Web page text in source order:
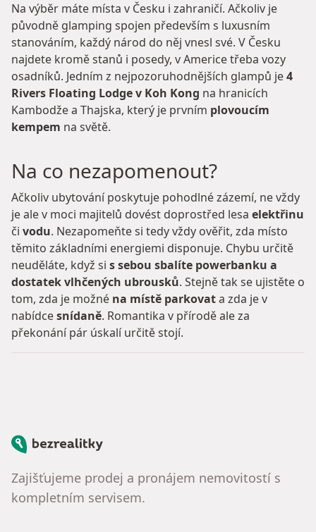
Na výběr máte místa v Česku i zahraničí. Ačkoliv je
původně glamping spojen především s luxusním
stanováním, každý národ do něj vnesl své. V Česku
najdete kromě stanů i posedy, v Americe třeba vozy
osadníků. Jedním z nejpozoruhodnějších glampů je4
Rivers Floating Lodge v Koh Kong na hranicích
Kambodže a Thajska, který je prvním plovoucím
kempem na světě.
Na co nezapomenout?
Ačkoliv ubytování poskytuje pohodlné zázemí, ne vždy
je ale v moci majitelů dovést doprostřed lesa elektřinu
či vodu. Nezapomeňte si tedy vždy ověřit, zda místo
těmito základními energiemi disponuje. Chybu určitě
neuděláte, když si s sebou sbalíte powerbanku a
dostatek vlhčených ubrousků. Stejně tak se ujistěte o
tom, zda je možné na místě parkovata zda je v
nabídcesnídaně. Romantika v přírodě ale za
překonání pár úskalí určitě stojí.
Bezrealitky
Zajišťujeme prodej a pronájem nemovitostí s
kompletním servisem.